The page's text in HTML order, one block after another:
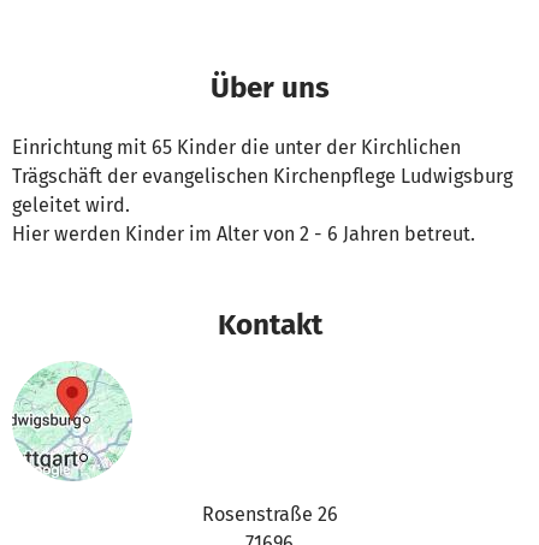
Über uns
Einrichtung mit 65 Kinder die unter der Kirchlichen
Trägschäft der evangelischen Kirchenpflege Ludwigsburg
geleitet wird.
Hier werden Kinder im Alter von 2 - 6 Jahren betreut.
Kontakt
Rosenstraße 26